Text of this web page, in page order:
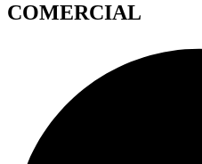
COMERCIAL